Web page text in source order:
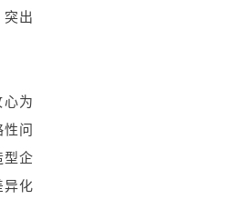
出
为
问
型企
化